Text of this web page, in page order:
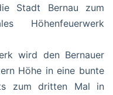
Stadt Bernau zum
Höhenfeuerwerk
wird den Bernauer
Höhe in eine bunte
zum dritten Mal in